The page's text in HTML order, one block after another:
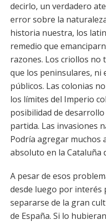
decirlo, un verdadero
error sobre la
historia nuestra, los
remedio que
razones. Los criollos no
que los peninsulares, ni
públicos. Las colonias
los límites del Imperio
posibilidad de
partida. Las invasiones
Podría agregar muchos
absoluto en la Cataluña
A pesar de esos
desde luego por
separarse de la gran
de España. Si lo